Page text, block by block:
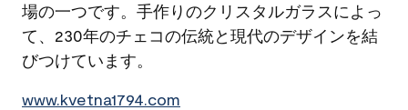
場の一つです。手作りのクリスタルガラスによっ
て、230年のチェコの伝統と現代のデザインを結
びつけています。
www.kvetna1794.com